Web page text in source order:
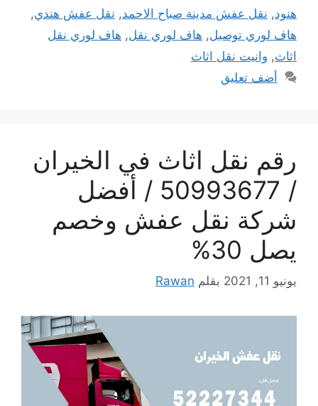
هنود, نقل عفش مدينة صباح الاحمد, نقل عفش هندي,
هاف لوري توصيل, هاف لوري نقل, هاف لوري نقل
اثاث, وانيت نقل اثاث
أضف تعليق
رقم نقل اثاث في الخيران
/ 50993677 / أفضل
شركة نقل عفش وخصم
يصل 30%
يونيو 11, 2021 بقلم Rawan